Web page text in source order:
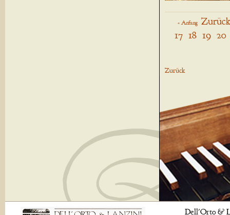
« Anfang Zurück
17 18 19 20
Zurück
Dell'Orto &